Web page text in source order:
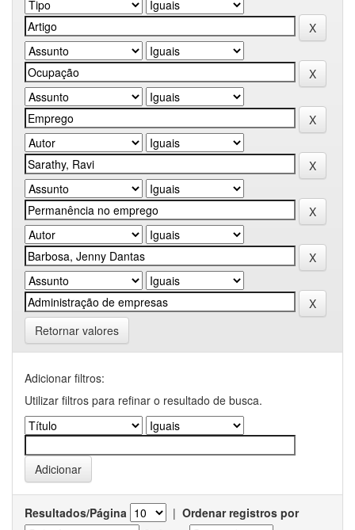
Retornar valores
Adicionar filtros:
Utilizar filtros para refinar o resultado de busca.
Resultados/Página | Ordenar registros por